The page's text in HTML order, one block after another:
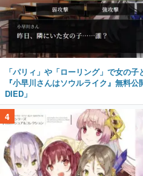
「パリィ」や「ローリング」で女の
『小早川さんはソウルライク』無料
DIED」
4